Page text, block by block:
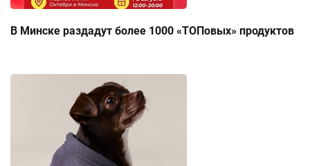
В Минске раздадут более 1000 «ТОПовых» продуктов